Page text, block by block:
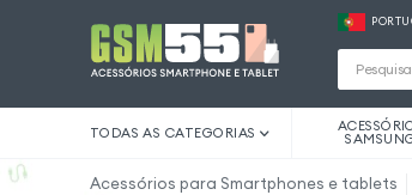
TODAS AS CATEGORIAS
Acessórios para Smartphones e tablets